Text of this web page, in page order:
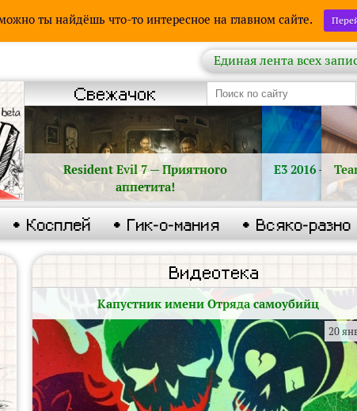
Единая лента всех
Свежачок
Resident Evil 7 — Приятного
аппетита!
E3 2016 —
и
• Косплей • Гик-о-мания • Всяко-разно
Видеотека
Капустник имени Отряда самоубийц
20
ты найдёшь что-то интересное на главном сайте.